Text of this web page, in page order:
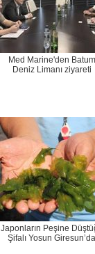
Med Marine'den Batum
Deniz Limanı ziyareti
Japonların Peşine
Şifalı Yosun Giresun’da